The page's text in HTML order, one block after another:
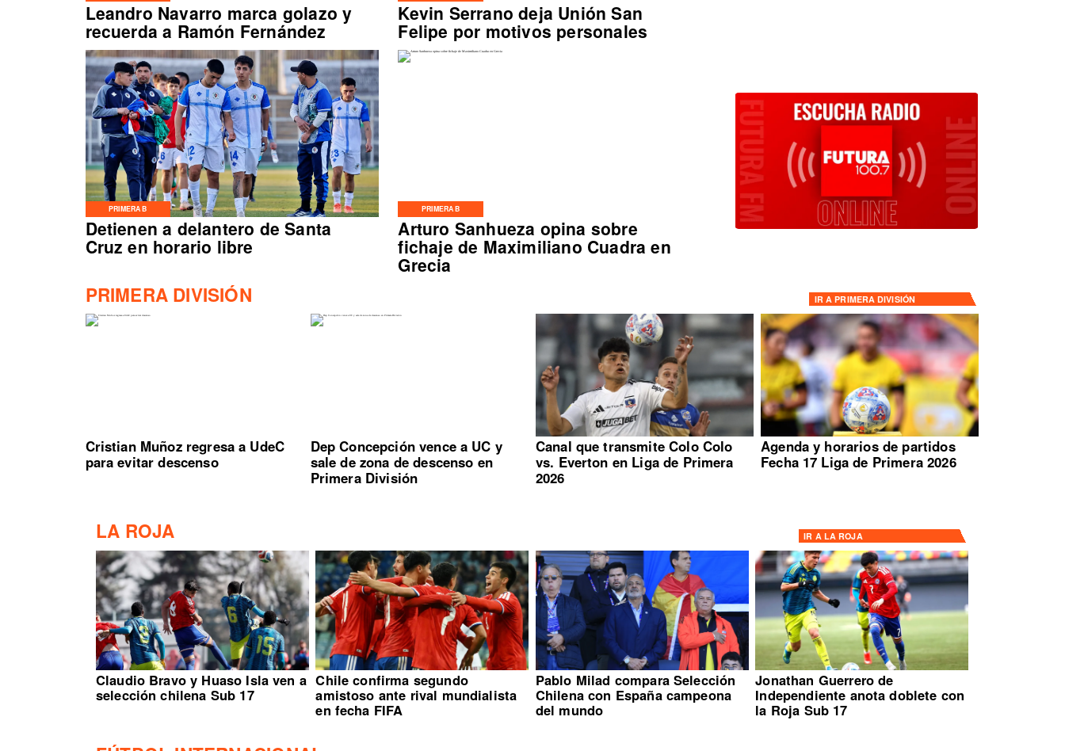
Leandro Navarro marca golazo y
recuerda a Ramón Fernández
Kevin Serrano deja Unión San
Felipe por motivos personales
PRIMERA B
Detienen a delantero de Santa
Cruz en horario libre
PRIMERA B
Arturo Sanhueza opina sobre
fichaje de Maximiliano Cuadra en
Grecia
PRIMERA DIVISIÓN IR A PRIMERA DIVISIÓN
Cristian Muñoz regresa a UdeC
para evitar descenso
Dep Concepción vence a UC y
sale de zona de descenso en
Primera División
Canal que transmite Colo Colo
vs. Everton en Liga de Primera
2026
Agenda y horarios de partidos
Fecha 17 Liga de Primera 2026
LA ROJA IR A LA ROJA
Claudio Bravo y Huaso Isla ven a
selección chilena Sub 17
Chile confirma segundo
amistoso ante rival mundialista
en fecha FIFA
Pablo Milad compara Selección
Chilena con España campeona
del mundo
Jonathan Guerrero de
Independiente anota doblete con
la Roja Sub 17